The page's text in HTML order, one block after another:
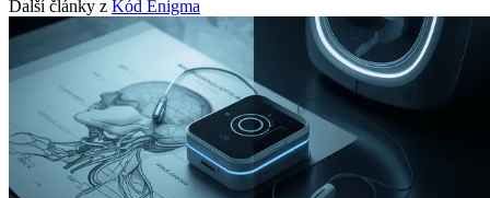
Další články z Kód Enigma